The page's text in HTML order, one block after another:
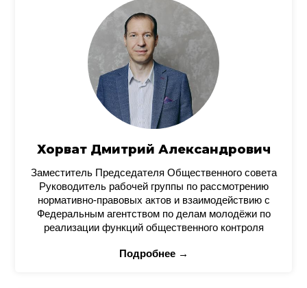
Хорват Дмитрий Александрович
Заместитель Председателя Общественного совета
Руководитель рабочей группы по рассмотрению
нормативно-правовых актов и взаимодействию с
Федеральным агентством по делам молодёжи по
реализации функций общественного контроля
Подробнее →